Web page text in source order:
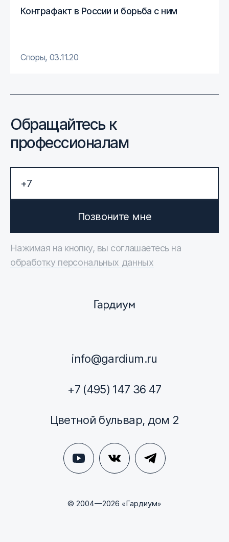
Контрафакт в России и борьба с ним
Споры, 03.11.20
Обращайтесь к
профессионалам
Позвоните мне
Нажимая на кнопку, вы соглашаетесь на
обработку персональных данных
info@gardium.ru
+7 (495) 147 36 47
Цветной бульвар, дом 2
© 2004—2026 «Гардиум»